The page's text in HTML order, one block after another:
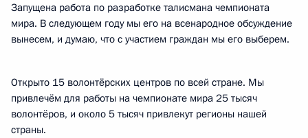
Запущена работа по разработке талисмана чемпионата
мира. В следующем году мы его на всенародное обсуждение
вынесем, и думаю, что с участием граждан мы его выберем.
Открыто 15 волонтёрских центров по всей стране. Мы
привлечём для работы на чемпионате мира 25 тысяч
волонтёров, и около 5 тысяч привлекут регионы нашей
страны.